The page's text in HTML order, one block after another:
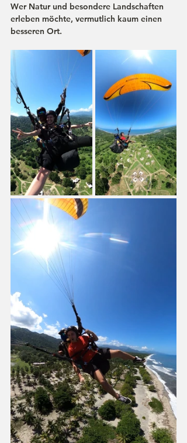
Wer Natur und besondere Landschaften
erleben möchte, vermutlich kaum einen
besseren Ort.